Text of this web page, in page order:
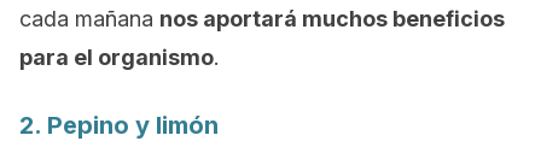
cada mañana nos aportará muchos beneficios
para el organismo.
2. Pepino y limón